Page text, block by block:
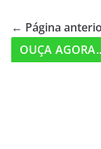
← Página
OUÇA